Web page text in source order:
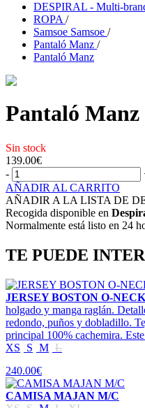
DESPIRAL - Multi-
ROPA /
Samsoe Samsoe /
Pantaló Manz /
Pantaló Manz
Pantaló Manz
Sin stock
139.00€
-
AÑADIR AL CARRITO
AÑADIR A LA LISTA DE
Recogida disponible en
Normalmente está listo en 24
TE PUEDE
JERSEY BOSTON O-
holgado y manga raglán.
redondo, puños y dobladillo.
principal 100% cachemira.
XS
S M L
240.00€
CAMISA MAJAN M/C